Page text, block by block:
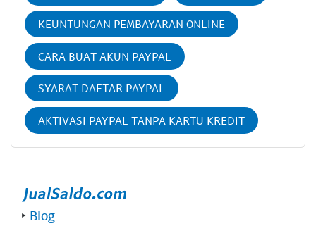
KEUNTUNGAN PEMBAYARAN ONLINE
CARA BUAT AKUN PAYPAL
SYARAT DAFTAR PAYPAL
AKTIVASI PAYPAL TANPA KARTU KREDIT
‣ Blog